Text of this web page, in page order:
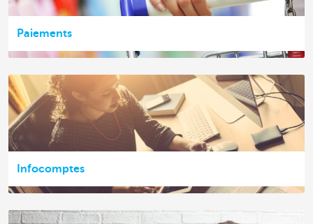
Paiements
Infocomptes